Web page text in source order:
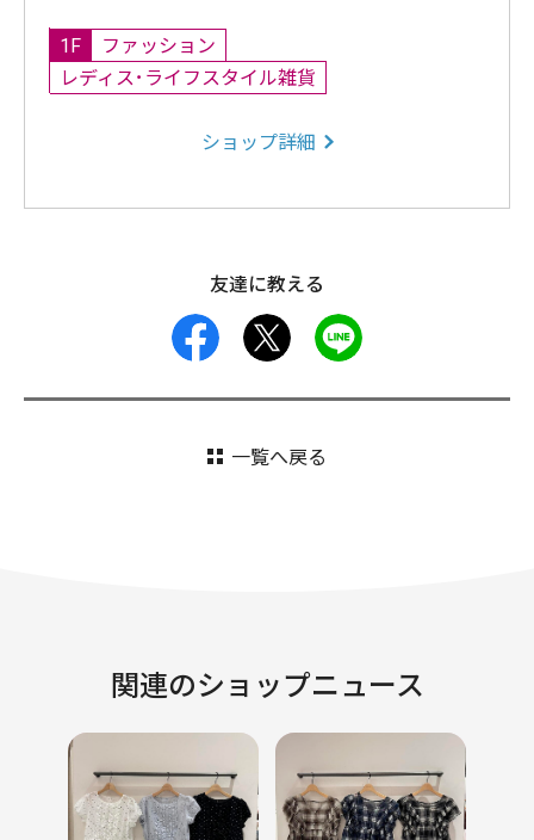
1F
ファッション
レディス･ライフスタイル雑貨
ショップ詳細
友達に教える
facebook
一覧へ戻る
関連のショップニュース